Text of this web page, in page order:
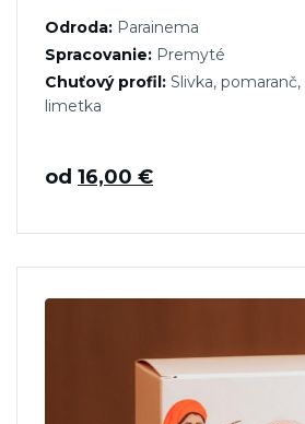
Odroda: Parainema
Spracovanie: Premyté
Chuťový profil: Slivka,
limetka
od 16,00 €